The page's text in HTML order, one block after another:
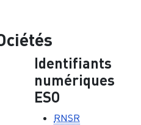
Identifiants
numériques
ESO
RNSR